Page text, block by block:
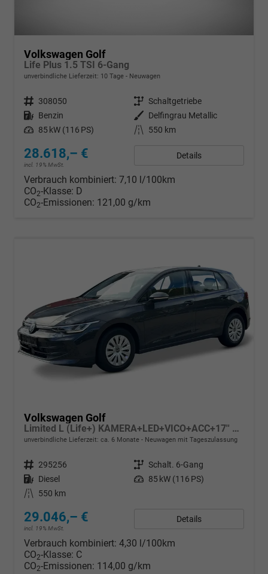
Volkswagen Golf
Life Plus 1.5 TSI 6-Gang
unverbindliche Lieferzeit: 10 Tage Neuwagen
Fahrzeugnr. 308050 Getriebe Schaltgetriebe
Kraftstoff Benzin Außenfarbe
Delfingrau Metallic
Leistung 85 kW (116 PS) Kilometerstand 550 km
28.618,– €
incl. 19% MwSt.
Details
Verbrauch kombiniert: 7,10 l/100km
CO2-Klasse: D
CO2-Emissionen: 121,00 g/km
Volkswagen Golf
Limited L (Life+) KAMERA+LED+VICO+ACC+17'' ALU
unverbindliche Lieferzeit: ca. 6 Monate Neuwagen mit Tageszulassung
Fahrzeugnr. 295256 Getriebe Schalt. 6-Gang
Kraftstoff Diesel Leistung 85 kW (116 PS)
Kilometerstand
550 km
29.046,– €
incl. 19% MwSt.
Details
Verbrauch kombiniert: 4,30 l/100km
CO2-Klasse: C
CO2-Emissionen: 114,00 g/km